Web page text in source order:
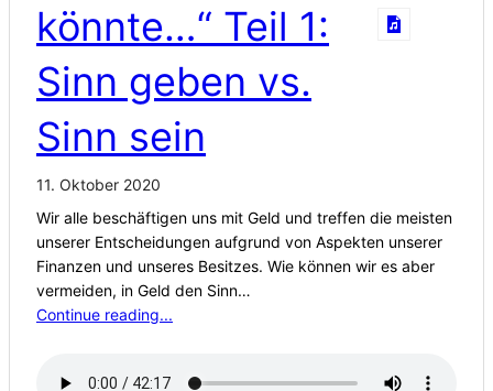
könnte…“ Teil 1:
Sinn geben vs.
Sinn sein
11. Oktober 2020
Wir alle beschäftigen uns mit Geld und treffen die meisten
unserer Entscheidungen aufgrund von Aspekten unserer
Finanzen und unseres Besitzes. Wie können wir es aber
vermeiden, in Geld den Sinn…
Continue reading...